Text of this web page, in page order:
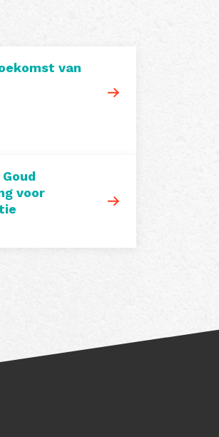
van
voor